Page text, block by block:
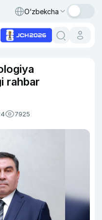
O‘zbekcha
rahbar
7925